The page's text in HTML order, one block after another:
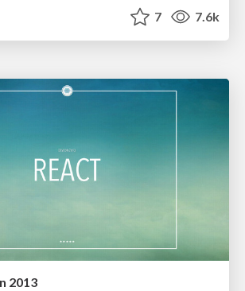
7 7.6k
2013